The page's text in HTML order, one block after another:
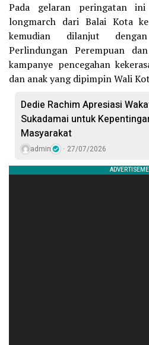
Pada gelaran peringatan
longmarch dari Balai Kota
kemudian dilanjut
Perlindungan Perempuan
kampanye pencegahan
dan anak yang dipimpin Wali
Dedie Rachim Apresiasi
Sukadamai untuk
Masyarakat
admin 27/07/2026